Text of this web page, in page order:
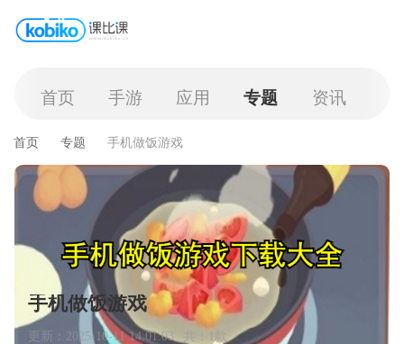
首页 手游 应用 专题 资讯
首页 专题 手机做饭游戏
手机做饭游戏
更新：2025-10-11 14:01:03
共：1款